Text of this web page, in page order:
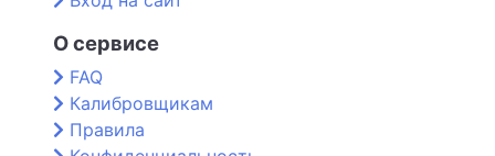
О сервисе
FAQ
Калибровщикам
Правила